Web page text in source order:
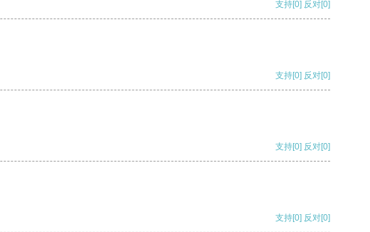
支持[0] 反对[0]
支持[0] 反对[0]
支持[0] 反对[0]
支持[0] 反对[0]